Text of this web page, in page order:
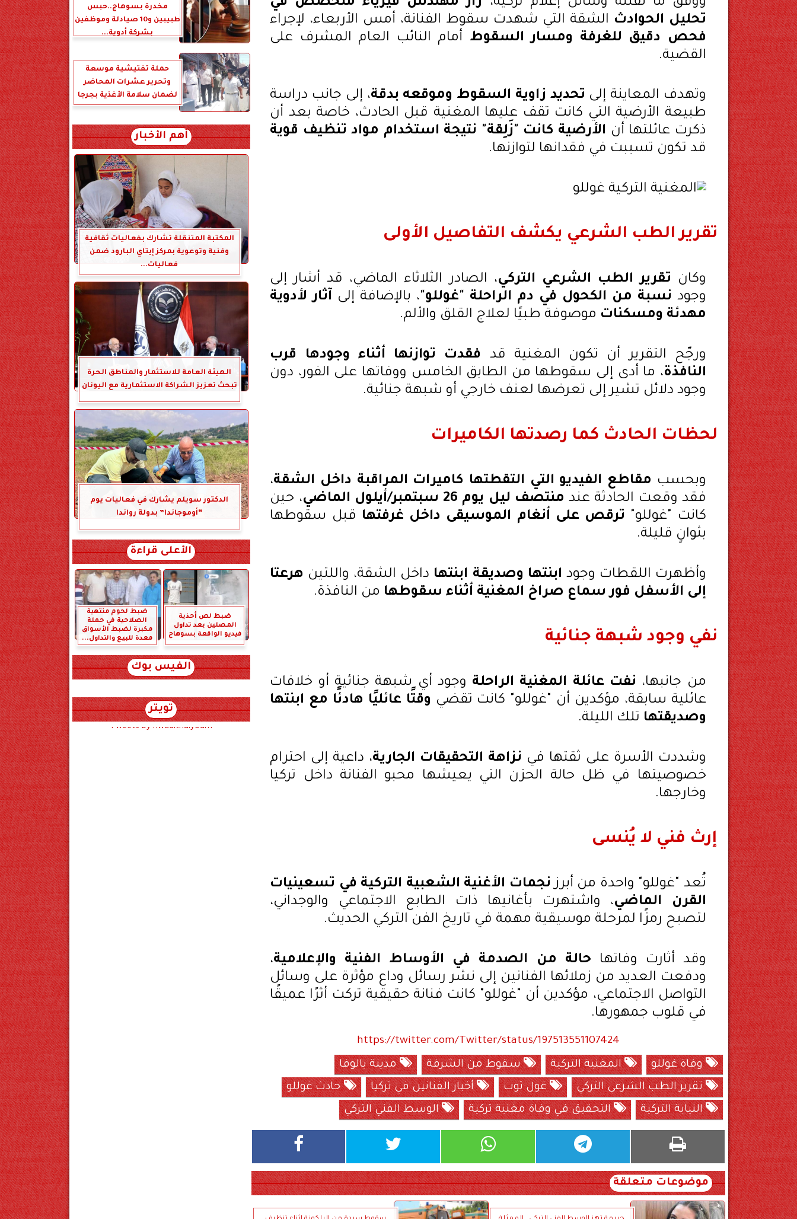
تحليل الحوادث الشقة التي شهدت سقوط الفنانة، أمس الأربعاء، لإجراء
فحص دقيق للغرفة ومسار السقوط أمام النائب العام المشرف على
القضية.
وتهدف المعاينة إلى تحديد زاوية السقوط وموقعه بدقة، إلى جانب دراسة
طبيعة الأرضية التي كانت تقف عليها المغنية قبل الحادث، خاصة بعد أن
ذكرت عائلتها أن الأرضية كانت "زَلِقة" نتيجة استخدام مواد تنظيف قوية
قد تكون تسببت في فقدانها لتوازنها.
تقرير الطب الشرعي يكشف التفاصيل الأولى
وكان تقرير الطب الشرعي التركي، الصادر الثلاثاء الماضي، قد أشار إلى
وجود نسبة من الكحول في دم الراحلة "غوللو"، بالإضافة إلى آثار لأدوية
مهدئة ومسكنات موصوفة طبيًا لعلاج القلق والألم.
ورجّح التقرير أن تكون المغنية قد فقدت توازنها أثناء وجودها قرب
النافذة، ما أدى إلى سقوطها من الطابق الخامس ووفاتها على الفور، دون
وجود دلائل تشير إلى تعرضها لعنف خارجي أو شبهة جنائية.
لحظات الحادث كما رصدتها الكاميرات
وبحسب مقاطع الفيديو التي التقطتها كاميرات المراقبة داخل الشقة،
فقد وقعت الحادثة عند منتصف ليل يوم 26 سبتمبر/أيلول الماضي
، حين
كانت "غوللو" ترقص على أنغام الموسيقى داخل غرفتها قبل سقوطها
بثوانٍ قليلة.
وأظهرت اللقطات وجود ابنتها وصديقة ابنتها داخل الشقة، واللتين هرعتا
إلى الأسفل فور سماع صراخ المغنية أثناء سقوطها من النافذة.
نفي وجود شبهة جنائية
من جانبها، نفت عائلة المغنية الراحلة وجود أي شبهة جنائية أو خلافات
عائلية سابقة، مؤكدين أن "غوللو" كانت تقضي وقتًا عائليًا هادئًا مع ابنتها
وصديقتها تلك الليلة.
وشددت الأسرة على ثقتها في نزاهة التحقيقات الجارية، داعية إلى احترام
خصوصيتها في ظل حالة الحزن التي يعيشها محبو الفنانة داخل تركيا
وخارجها.
إرث فني لا يُنسى
تُعد "غوللو" واحدة من أبرز نجمات الأغنية الشعبية التركية في تسعينيات
القرن الماضي، واشتهرت بأغانيها ذات الطابع الاجتماعي والوجداني،
لتصبح رمزًا لمرحلة موسيقية مهمة في تاريخ الفن التركي الحديث.
وقد أثارت وفاتها حالة من الصدمة في الأوساط الفنية والإعلامية،
ودفعت العديد من زملائها الفنانين إلى نشر رسائل وداع مؤثرة على وسائل
التواصل الاجتماعي، مؤكدين أن "غوللو" كانت فنانة حقيقية تركت أثرًا عميقًا
في قلوب جمهورها.
https://twitter.com/Twitter/status/197513551107424
وفاة غوللو
المغنية التركية سقوط من الشرفة
مدينة يالوفا
تقرير الطب الشرعي التركي
غول توت أخبار الفنانين في تركيا
حادث غوللو
النيابة التركية
التحقيق في وفاة مغنية تركية الوسط الفني التركي
موضوعات متعلقة
مخدرة بسوهاج..حبس
طبيبين و10 صيادلة وموظفين
بشركة أدوية...
حملة تفتيشية موسعة
وتحرير عشرات المحاضر
لضمان سلامة الأغذية بجرجا
أهم الأخبار
المكتبة المتنقلة تشارك بفعاليات ثقافية
وفنية وتوعوية بمركز إيتاي البارود ضمن
فعاليات...
الهيئة العامة للاستثمار والمناطق الحرة
تبحث تعزيز الشراكة الاستثمارية مع اليونان
الدكتور سويلم يشارك في فعاليات يوم
“أوموجاندا” بدولة رواندا
الأعلى قراءة
ضبط لص أحذية
المصلين بعد تداول
فيديو الواقعة بسوهاج
ضبط لحوم منتهية
الصلاحية في حملة
مكبرة لضبط الأسواق
معدة للبيع والتداول...
الفيس بوك
تويتر
Tweets by hwadithalyoum